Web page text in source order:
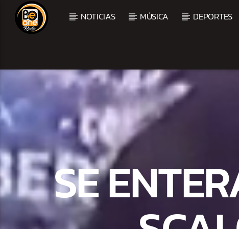
NOTICIAS MÚSICA DEPORTES
CURRENT TRACK
TITLE
ARTIST
SE